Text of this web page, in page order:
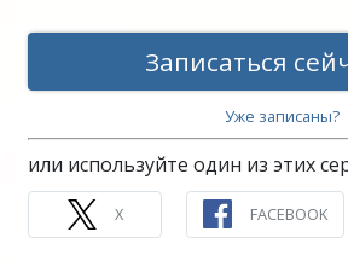
Записаться
Уже записаны?
или используйте один из этих
X FACEBOOK